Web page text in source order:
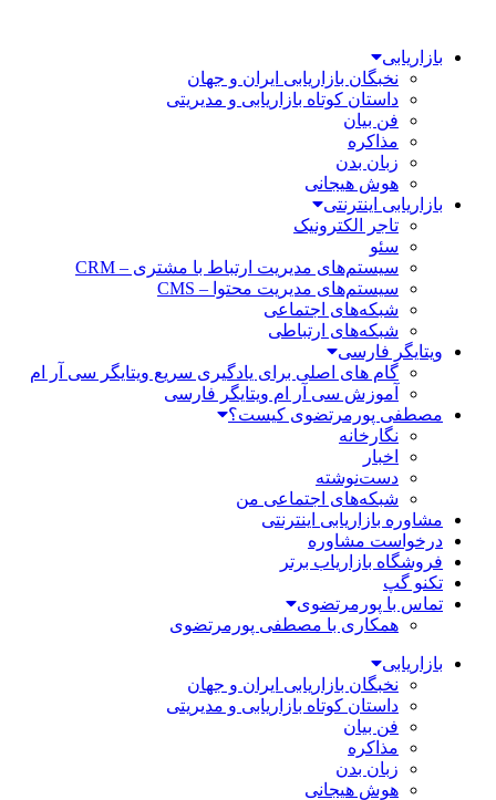
بازاریابی
نخبگان بازاریابی ایران و جهان
داستان کوتاه بازاریابی و مدیریتی
فن بیان
مذاکره
زبان بدن
هوش هیجانی
بازاریابی اینترنتی
تاجر الکترونیک
سئو
سیستم‌های مدیریت ارتباط با مشتری – CRM
سیستم‌های مدیریت محتوا – CMS
شبکه‌های اجتماعی
شبکه‌های ارتباطی
ویتایگر فارسی
گام های اصلی برای یادگیری سریع ویتایگر سی آر ام
آموزش سی آر ام ویتایگر فارسی
مصطفی پورمرتضوی کیست؟
نگارخانه
اخبار
دست‌نوشته
شبکه‌های اجتماعی من
مشاوره بازاریابی اینترنتی
درخواست مشاوره
فروشگاه بازاریاب برتر
تکنو گپ
تماس با پورمرتضوی
همکاری با مصطفی پورمرتضوی
بازاریابی
نخبگان بازاریابی ایران و جهان
داستان کوتاه بازاریابی و مدیریتی
فن بیان
مذاکره
زبان بدن
هوش هیجانی